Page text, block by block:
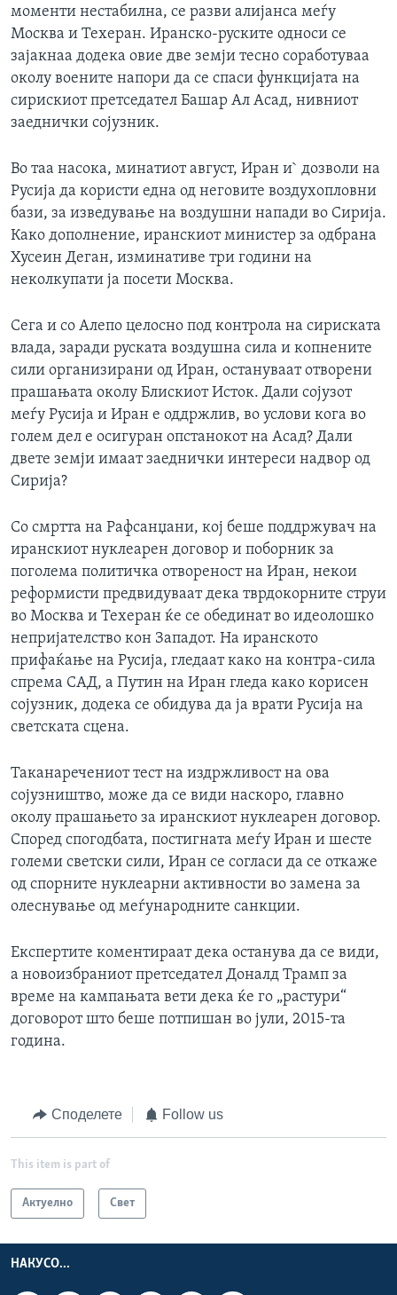
моменти нестабилна, се разви алијанса меѓу
Москва и Техеран. Иранско-руските односи се
зајакнаа додека овие две земји тесно соработуваа
околу воените напори да се спаси функцијата на
сирискиот претседател Башар Ал Асад, нивниот
заеднички сојузник.
Во таа насока, минатиот август, Иран и` дозволи на
Русија да користи една од неговите воздухопловни
бази, за изведување на воздушни напади во Сирија.
Како дополнение, иранскиот министер за одбрана
Хусеин Деган, изминативе три години на
неколкупати ја посети Москва.
Сега и со Алепо целосно под контрола на сириската
влада, заради руската воздушна сила и копнените
сили организирани од Иран, остануваат отворени
прашањата околу Блискиот Исток. Дали сојузот
меѓу Русија и Иран е оддржлив, во услови кога во
голем дел е осигуран опстанокот на Асад? Дали
двете земји имаат заеднички интереси надвор од
Сирија?
Со смртта на Рафсанџани, кој беше поддржувач на
иранскиот нуклеарен договор и поборник за
поголема политичка отвореност на Иран, некои
реформисти предвидуваат дека тврдокорните струи
во Москва и Техеран ќе се обединат во идеолошко
непријателство кон Западот. На иранското
прифаќање на Русија, гледаат како на контра-сила
спрема САД, а Путин на Иран гледа како корисен
сојузник, додека се обидува да ја врати Русија на
светската сцена.
Таканаречениот тест на издржливост на ова
сојузништво, може да се види наскоро, главно
околу прашањето за иранскиот нуклеарен договор.
Според спогодбата, постигната меѓу Иран и шесте
големи светски сили, Иран се согласи да се откаже
од спорните нуклеарни активности во замена за
олеснување од меѓународните санкции.
Експертите коментираат дека останува да се види,
а новоизбраниот претседател Доналд Трамп за
време на кампањата вети дека ќе го „растури“
договорот што беше потпишан во јули, 2015-та
година.
Споделете Follow us
This item is part of
Актуелно Свет
НАКУСО...